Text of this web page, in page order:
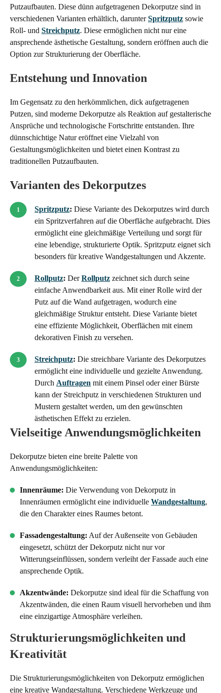
Putzaufbauten. Diese dünn aufgetragenen Dekorputze sind in
verschiedenen Varianten erhältlich, darunterSpritzputz sowie
Roll- und Streichputz. Diese ermöglichen nicht nur eine
ansprechende ästhetische Gestaltung, sondern eröffnen auch die
Option zur Strukturierung der Oberfläche.
Entstehung und Innovation
Im Gegensatz zu den herkömmlichen, dick aufgetragenen
Putzen, sind moderne Dekorputze als Reaktion auf gestalterische
Ansprüche und technologische Fortschritte entstanden. Ihre
dünnschichtige Natur eröffnet eine Vielzahl von
Gestaltungsmöglichkeiten und bietet einen Kontrast zu
traditionellen Putzaufbauten.
Varianten des Dekorputzes
Spritzputz: Diese Variante des Dekorputzes wird durch
ein Spritzverfahren auf die Oberfläche aufgebracht. Dies
ermöglicht eine gleichmäßige Verteilung und sorgt für
eine lebendige, strukturierte Optik. Spritzputz eignet sich
besonders für kreative Wandgestaltungen und Akzente.
Rollputz: DerRollputz zeichnet sich durch seine
einfache Anwendbarkeit aus. Mit einer Rolle wird der
Putz auf die Wand aufgetragen, wodurch eine
gleichmäßige Struktur entsteht. Diese Variante bietet
eine effiziente Möglichkeit, Oberflächen mit einem
dekorativen Finish zu versehen.
Streichputz: Die streichbare Variante des Dekorputzes
ermöglicht eine individuelle und gezielte Anwendung.
Durch Auftragen mit einem Pinsel oder einer Bürste
kann der Streichputz in verschiedenen Strukturen und
Mustern gestaltet werden, um den gewünschten
ästhetischen Effekt zu erzielen.
Vielseitige Anwendungsmöglichkeiten
Dekorputze bieten eine breite Palette von
Anwendungsmöglichkeiten:
Innenräume: Die Verwendung von Dekorputz in
Innenräumen ermöglicht eine individuelle Wandgestaltung,
die den Charakter eines Raumes betont.
Fassadengestaltung: Auf der Außenseite von Gebäuden
eingesetzt, schützt der Dekorputz nicht nur vor
Witterungseinflüssen, sondern verleiht der Fassade auch eine
ansprechende Optik.
Akzentwände: Dekorputze sind ideal für die Schaffung von
Akzentwänden, die einen Raum visuell hervorheben und ihm
eine einzigartige Atmosphäre verleihen.
Strukturierungsmöglichkeiten und
Kreativität
Die Strukturierungsmöglichkeiten von Dekorputz ermöglichen
eine kreative Wandgestaltung. Verschiedene Werkzeuge und